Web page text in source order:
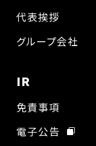
代表挨拶
グループ会社
IR
免責事項
電子公告